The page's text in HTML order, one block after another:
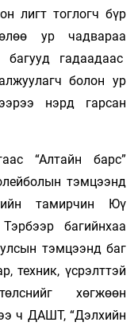
лигт тоглогч бүр
ур чадвараа
гадаадаас
болон ур
нэрд гарсан
“Алтайн барс”
тэмцээнд
тамирчин Юү
багийнхаа
тэмцээнд баг
техник, үсрэлттэй
хөгжөөн
ч ДАШТ, “Дэлхийн